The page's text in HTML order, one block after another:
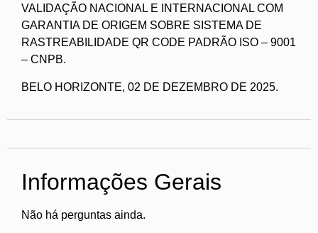
VALIDAÇÃO NACIONAL E INTERNACIONAL COM
GARANTIA DE ORIGEM SOBRE SISTEMA DE
RASTREABILIDADE QR CODE PADRÃO ISO – 9001
– CNPB.
BELO HORIZONTE, 02 DE DEZEMBRO DE 2025.
Informações Gerais
Não há perguntas ainda.